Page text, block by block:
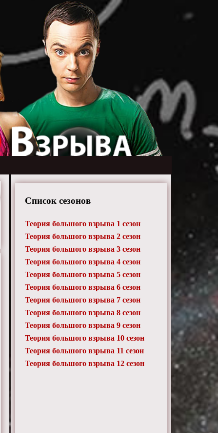
Список сезонов
Теория большого взрыва 1 сезон
Теория большого взрыва 2 сезон
Теория большого взрыва 3 сезон
Теория большого взрыва 4 сезон
Теория большого взрыва 5 сезон
Теория большого взрыва 6 сезон
Теория большого взрыва 7 сезон
Теория большого взрыва 8 сезон
Теория большого взрыва 9 сезон
Теория большого взрыва 10 сезон
Теория большого взрыва 11 сезон
Теория большого взрыва 12 сезон